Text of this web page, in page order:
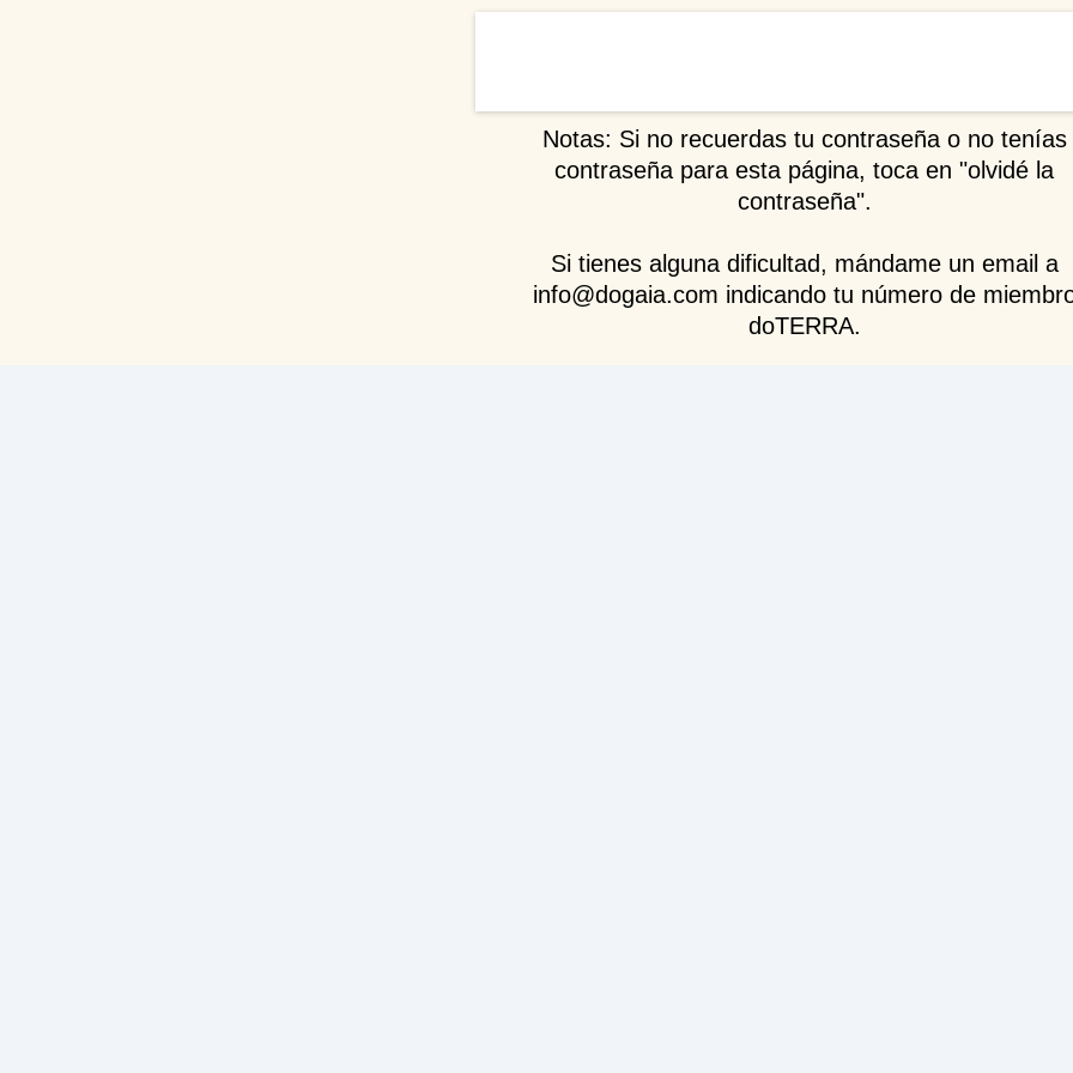
Notas: Si no recuerdas tu contraseña o no tenías
contraseña para esta página, toca en "olvidé la
contraseña".
Si tienes alguna dificultad, mándame un email a
info@dogaia.com indicando tu número de
doTERRA.